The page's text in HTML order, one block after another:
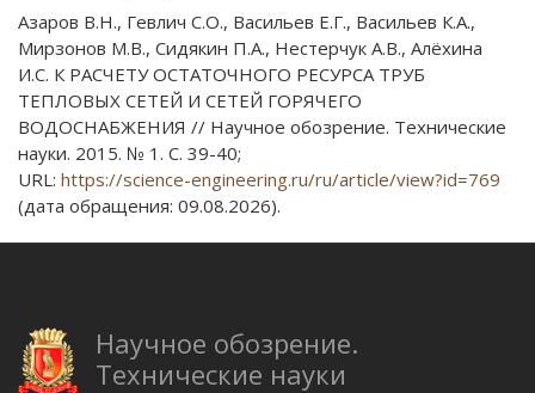
Азаров В.Н., Гевлич С.О., Васильев Е.Г., Васильев К.А.,
Мирзонов М.В., Сидякин П.А., Нестерчук А.В., Алёхина
И.С. К РАСЧЕТУ ОСТАТОЧНОГО РЕСУРСА ТРУБ
ТЕПЛОВЫХ СЕТЕЙ И СЕТЕЙ ГОРЯЧЕГО
ВОДОСНАБЖЕНИЯ // Научное обозрение. Технические
науки. 2015. № 1. С. 39-40;
URL: https://science-engineering.ru/ru/article/view?id=769
(дата обращения: 09.08.2026).
Научное обозрение.
Технические науки